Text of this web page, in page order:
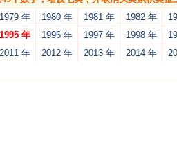
1979 年 1980 年 1981 年 1982 年
1995 年 1996 年 1997 年 1998 年
2011 年 2012 年 2013 年 2014 年